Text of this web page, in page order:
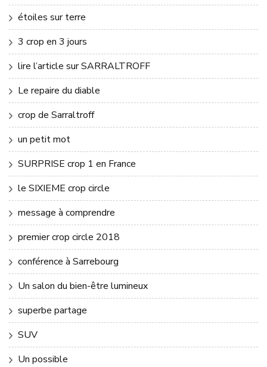
étoiles sur terre
3 crop en 3 jours
lire l’article sur SARRALTROFF
Le repaire du diable
crop de Sarraltroff
un petit mot
SURPRISE crop 1 en France
le SIXIEME crop circle
message à comprendre
premier crop circle 2018
conférence à Sarrebourg
Un salon du bien-être lumineux
superbe partage
SUV
Un possible